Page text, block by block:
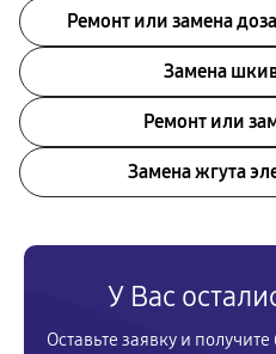
Ремонт или замена
Замена
Ремонт или
Замена жгута
У Вас
Оставьте заявку и